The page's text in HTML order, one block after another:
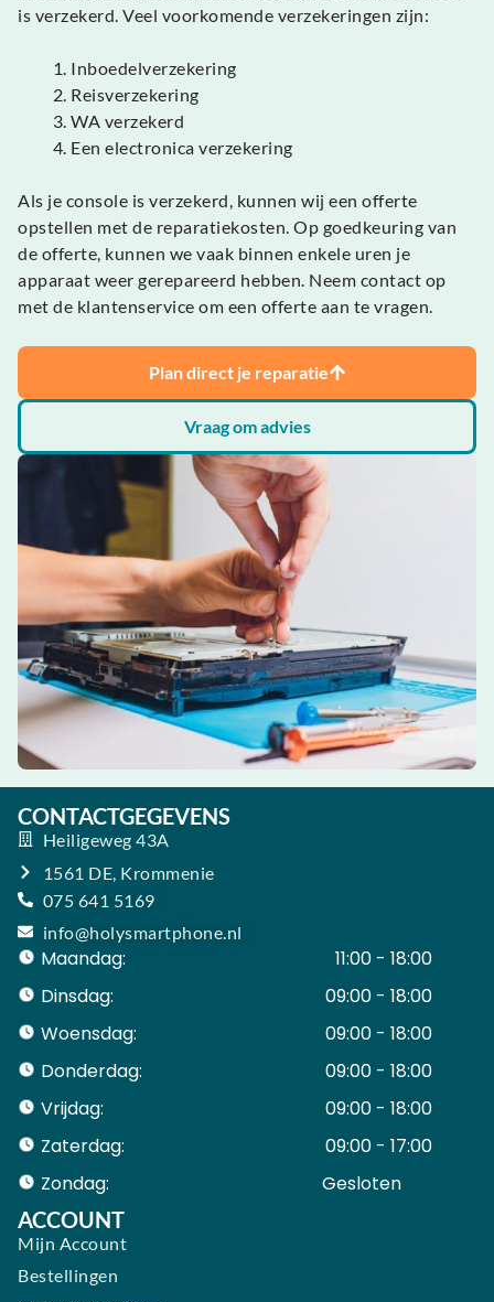
is verzekerd. Veel voorkomende verzekeringen zijn:
Inboedelverzekering
Reisverzekering
WA verzekerd
Een electronica verzekering
Als je console is verzekerd, kunnen wij een offerte
opstellen met de reparatiekosten. Op goedkeuring van
de offerte, kunnen we vaak binnen enkele uren je
apparaat weer gerepareerd hebben. Neem contact op
met de klantenservice om een offerte aan te vragen.
Plan direct je reparatie
Vraag om advies
CONTACTGEGEVENS
Heiligeweg 43A
1561 DE, Krommenie
075 641 5169
info@holysmartphone.nl
Maandag:
11:00 - 18:00
Dinsdag:
09:00 - 18:00
Woensdag:
09:00 - 18:00
Donderdag:
09:00 - 18:00
Vrijdag:
09:00 - 18:00
Zaterdag:
09:00 - 17:00
Zondag:
Gesloten ​ ​ ​ ​ ​ ​ ​
ACCOUNT
Mijn Account
Bestellingen